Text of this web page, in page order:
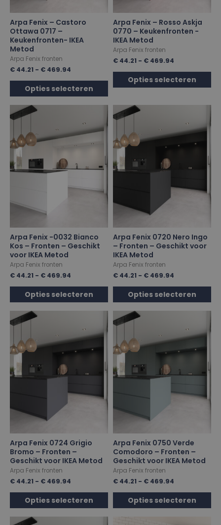
Arpa Fenix – Castoro
Ottawa 0717 –
Keukenfronten- IKEA
Metod
Arpa Fenix fronten
€ 44.21 - € 469.94
Opties selecteren
Arpa Fenix – Rosso Askja
0770 – Keukenfronten -
IKEA Metod
Arpa Fenix fronten
€ 44.21 - € 469.94
Opties selecteren
Arpa Fenix -0032 Bianco
Kos – Fronten – Geschikt
voor IKEA Metod
Arpa Fenix fronten
€ 44.21 - € 469.94
Opties selecteren
Arpa Fenix 0720 Nero Ingo
– Fronten – Geschikt voor
IKEA Metod
Arpa Fenix fronten
€ 44.21 - € 469.94
Opties selecteren
Arpa Fenix 0724 Grigio
Bromo – Fronten –
Geschikt voor IKEA Metod
Arpa Fenix fronten
€ 44.21 - € 469.94
Opties selecteren
Arpa Fenix 0750 Verde
Comodoro – Fronten –
Geschikt voor IKEA Metod
Arpa Fenix fronten
€ 44.21 - € 469.94
Opties selecteren